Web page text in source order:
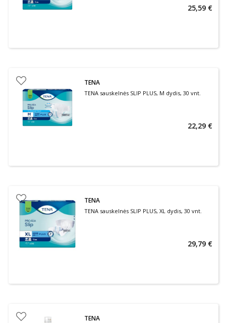
25,59 €
TENA
TENA sauskelnės SLIP PLUS, M dydis, 30 vnt.
22,29 €
TENA
TENA sauskelnės SLIP PLUS, XL dydis, 30 vnt.
29,79 €
TENA